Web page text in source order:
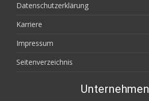
Datenschutzerklärung
Karriere
Impressum
Seitenverzeichnis
Unternehmen